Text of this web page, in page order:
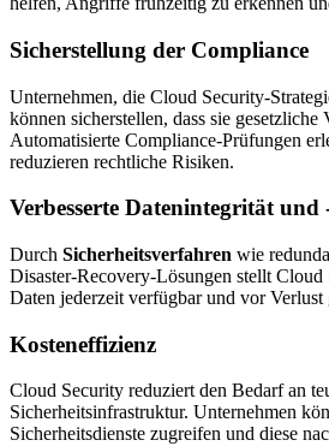
Sicherstellung der Compliance
Unternehmen, die Cloud Security-
können sicherstellen, dass sie gesetzliche
Automatisierte Compliance-Prüfungen
reduzieren rechtliche Risiken.
Verbesserte Datenintegrität
Durch Sicherheitsverfahren wie
Disaster-Recovery-Lösungen stellt Cloud
Daten jederzeit verfügbar und vor Verlust
Kosteneffizienz
Cloud Security reduziert den Bedarf an
Sicherheitsinfrastruktur. Unternehmen
Sicherheitsdienste zugreifen und diese